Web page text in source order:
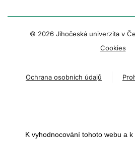
© 2026 Jihočeská univerzita v
Cookies
Ochrana osobních údajů
K vyhodnocování tohoto webu a